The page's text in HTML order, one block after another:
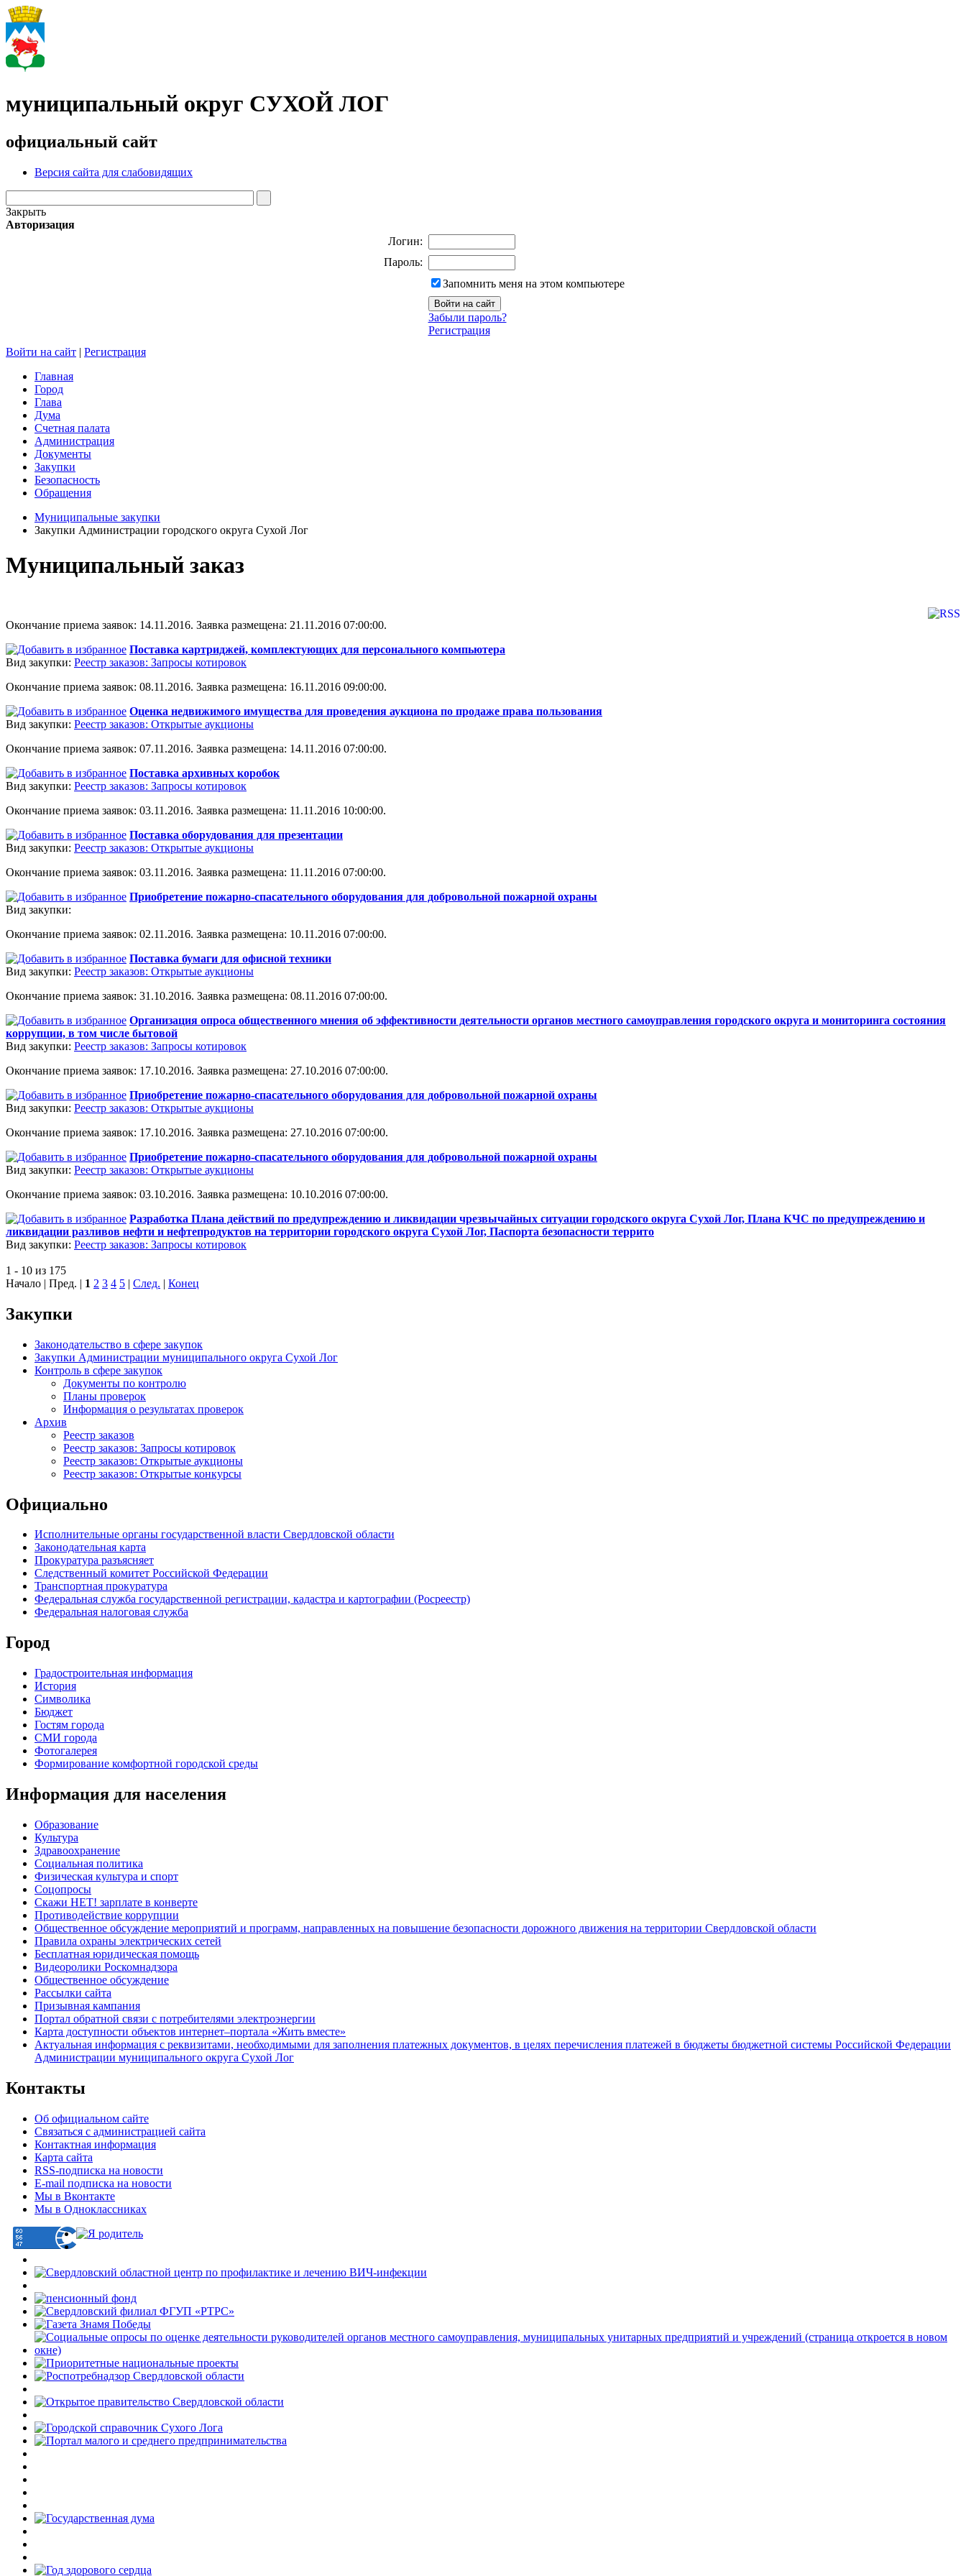
муниципальный округ СУХОЙ ЛОГ
официальный сайт
Версия сайта для слабовидящих
Закрыть
Авторизация
Логин:
Пароль:
Запомнить меня на этом компьютере
Забыли пароль?
Регистрация
Войти на сайт | Регистрация
Главная
Город
Глава
Дума
Счетная палата
Администрация
Документы
Закупки
Безопасность
Обращения
Муниципальные закупки
Закупки Администрации городского округа Сухой Лог
Муниципальный заказ
Окончание приема заявок: 14.11.2016. Заявка размещена: 21.11.2016 07:00:00.
Поставка картриджей, комплектующих для персонального компьютера
Вид закупки: Реестр заказов: Запросы котировок
Окончание приема заявок: 08.11.2016. Заявка размещена: 16.11.2016 09:00:00.
Оценка недвижимого имущества для проведения аукциона по продаже права пользования
Вид закупки: Реестр заказов: Открытые аукционы
Окончание приема заявок: 07.11.2016. Заявка размещена: 14.11.2016 07:00:00.
Поставка архивных коробок
Вид закупки: Реестр заказов: Запросы котировок
Окончание приема заявок: 03.11.2016. Заявка размещена: 11.11.2016 10:00:00.
Поставка оборудования для презентации
Вид закупки: Реестр заказов: Открытые аукционы
Окончание приема заявок: 03.11.2016. Заявка размещена: 11.11.2016 07:00:00.
Приобретение пожарно-спасательного оборудования для добровольной пожарной охраны
Вид закупки:
Окончание приема заявок: 02.11.2016. Заявка размещена: 10.11.2016 07:00:00.
Поставка бумаги для офисной техники
Вид закупки: Реестр заказов: Открытые аукционы
Окончание приема заявок: 31.10.2016. Заявка размещена: 08.11.2016 07:00:00.
Организация опроса общественного мнения об эффективности деятельности органов местного самоуправления городского округа и мониторинга состояния
коррупции, в том числе бытовой
Вид закупки: Реестр заказов: Запросы котировок
Окончание приема заявок: 17.10.2016. Заявка размещена: 27.10.2016 07:00:00.
Приобретение пожарно-спасательного оборудования для добровольной пожарной охраны
Вид закупки: Реестр заказов: Открытые аукционы
Окончание приема заявок: 17.10.2016. Заявка размещена: 27.10.2016 07:00:00.
Приобретение пожарно-спасательного оборудования для добровольной пожарной охраны
Вид закупки: Реестр заказов: Открытые аукционы
Окончание приема заявок: 03.10.2016. Заявка размещена: 10.10.2016 07:00:00.
Разработка Плана действий по предупреждению и ликвидации чрезвычайных ситуации городского округа Сухой Лог, Плана КЧС по предупреждению и
ликвидации разливов нефти и нефтепродуктов на территории городского округа Сухой Лог, Паспорта безопасности террито
Вид закупки: Реестр заказов: Запросы котировок
1 - 10 из 175
Начало | Пред. | 1 2 3 4 5 | След. | Конец
Закупки
Законодательство в сфере закупок
Закупки Администрации муниципального округа Сухой Лог
Контроль в сфере закупок
Документы по контролю
Планы проверок
Информация о результатах проверок
Архив
Реестр заказов
Реестр заказов: Запросы котировок
Реестр заказов: Открытые аукционы
Реестр заказов: Открытые конкурсы
Официально
Исполнительные органы государственной власти Свердловской области
Законодательная карта
Прокуратура разъясняет
Следственный комитет Российской Федерации
Транспортная прокуратура
Федеральная служба государственной регистрации, кадастра и картографии (Росреестр)
Федеральная налоговая служба
Город
Градостроительная информация
История
Символика
Бюджет
Гостям города
СМИ города
Фотогалерея
Формирование комфортной городской среды
Информация для населения
Образование
Культура
Здравоохранение
Социальная политика
Физическая культура и спорт
Соцопросы
Скажи НЕТ! зарплате в конверте
Противодействие коррупции
Общественное обсуждение мероприятий и программ, направленных на повышение безопасности дорожного движения на территории Свердловской области
Правила охраны электрических сетей
Бесплатная юридическая помощь
Видеоролики Роскомнадзора
Общественное обсуждение
Рассылки сайта
Призывная кампания
Портал обратной связи с потребителями электроэнергии
Карта доступности объектов интернет–портала «Жить вместе»
Актуальная информация с реквизитами, необходимыми для заполнения платежных документов, в целях перечисления платежей в бюджеты бюджетной системы Российской Федерации
Администрации муниципального округа Сухой Лог
Контакты
Об официальном сайте
Связаться с администрацией сайта
Контактная информация
Карта сайта
RSS-подписка на новости
E-mail подписка на новости
Мы в Вконтакте
Мы в Одноклассниках